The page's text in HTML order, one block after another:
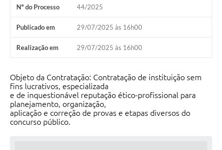
Nº do Processo 44/2025
Publicado em 29/07/2025 às 16h00
Realização em 29/07/2025 às 16h00
Objeto da Contratação: Contratação de instituição sem
fins lucrativos, especializada
e de inquestionável reputação ético-profissional para
planejamento, organização,
aplicação e correção de provas e etapas diversos do
concurso público.